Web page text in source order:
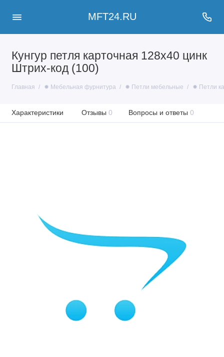
MFT24.RU
Кунгур петля карточная 128x40 цинк
Штрих-код (100)
Главная ✹ Мебельная фурнитура ✹ Петли мебельные ✹ Петли
Характеристики Отзывы 0 Вопросы и ответы 0